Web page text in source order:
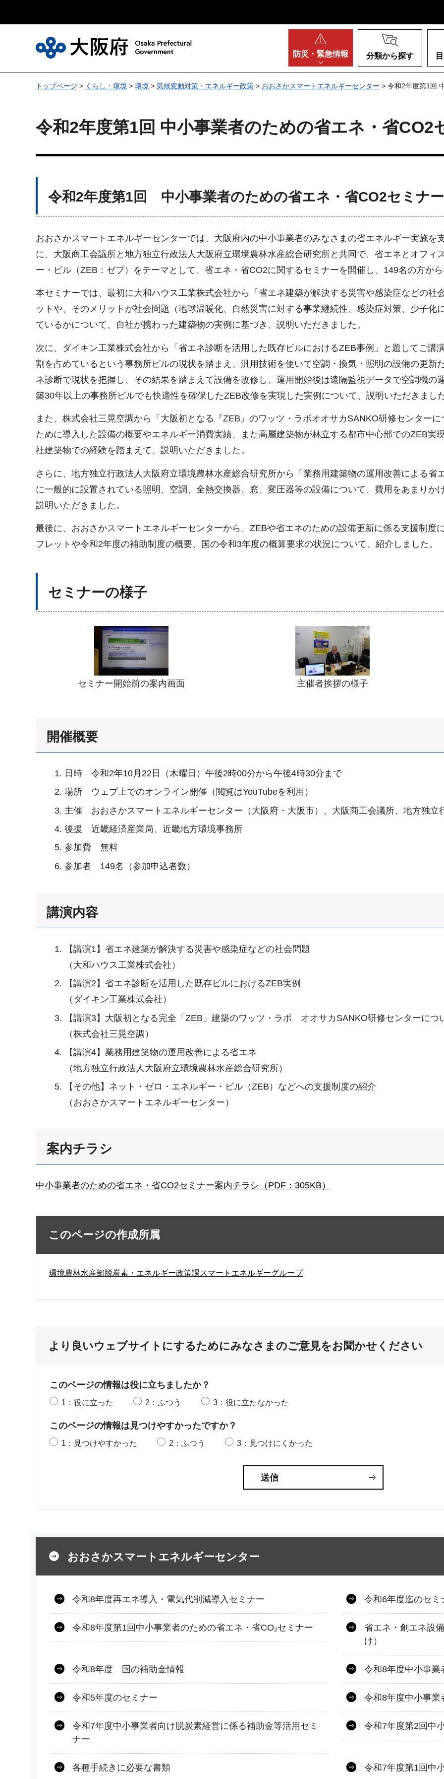
防災・ 緊急情報 分類から探す
トップページ > くらし・環境 > 環境 > 気候変動対策・エネルギー政策 > おおさかスマートエネルギーセンター > 令和2年度第1回
令和2年度第1回 中小事業者のための省エネ・省CO2
令和2年度第1回 中小事業者のための省エネ・省CO2セミナ
おおさかスマートエネルギーセンターでは、大阪府内の中小事業者のみなさまの省エネルギー実施を
に、大阪商工会議所と地方独立行政法人大阪府立環境農林水産総合研究所と共同で、省エネとオフィ
ー・ビル（ZEB：ゼブ）をテーマとして、省エネ・省CO2に関するセミナーを開催し、149名の方か
本セミナーでは、最初に大和ハウス工業株式会社から「省エネ建築が解決する災害や感染症などの社
ットや、そのメリットが社会問題（地球温暖化、自然災害に対する事業継続性、感染症対策、少子化
ているかについて、自社が携わった建築物の実例に基づき、説明いただきました。
次に、ダイキン工業株式会社から「省エネ診断を活用した既存ビルにおけるZEB事例」と題してご講
割を占めているという事務所ビルの現状を踏まえ、汎用技術を使いて空調・換気・照明の設備の更新
ネ診断で現状を把握し、その結果を踏まえて設備を改修し、運用開始後は遠隔監視データで空調機の
築30年以上の事務所ビルでも快適性を確保したZEB改修を実現した実例について、説明いただきまし
また、株式会社三晃空調から「大阪初となる『ZEB』のワッツ・ラボオオサカSANKO研修センター
ために導入した設備の概要やエネルギー消費実績、また高層建築物が林立する都市中心部でのZEB実
社建築物での経験を踏まえて、説明いただきました。
さらに、地方独立行政法人大阪府立環境農林水産総合研究所から「業務用建築物の運用改善による省
に一般的に設置されている照明、空調、全熱交換器、窓、変圧器等の設備について、費用をあまりか
説明いただきました。
最後に、おおさかスマートエネルギーセンターから、ZEBや省エネのための設備更新に係る支援制度
フレットや令和2年度の補助制度の概要、国の令和3年度の概算要求の状況について、紹介しました。
セミナーの様子
セミナー開始前の案内画面 主催者挨拶の様子
開催概要
日時 令和2年10月22日（木曜日）午後2時00分から午後4時30分まで
場所 ウェブ上でのオンライン開催（閲覧はYouTubeを利用）
主催 おおさかスマートエネルギーセンター（大阪府・大阪市）、大阪商工会議所、地方独立
後援 近畿経済産業局、近畿地方環境事務所
参加費 無料
参加者 149名（参加申込者数）
講演内容
【講演1】省エネ建築が解決する災害や感染症などの社会問題
（大和ハウス工業株式会社）
【講演2】省エネ診断を活用した既存ビルにおけるZEB実例
（ダイキン工業株式会社）
【講演3】大阪初となる完全「ZEB」建築のワッツ・ラボ オオサカSANKO研修センターにつ
（株式会社三晃空調）
【講演4】業務用建築物の運用改善による省エネ
（地方独立行政法人大阪府立環境農林水産総合研究所）
【その他】ネット・ゼロ・エネルギー・ビル（ZEB）などへの支援制度の紹介
（おおさかスマートエネルギーセンター）
案内チラシ
中小事業者のための省エネ・省CO2セミナー案内チラシ（PDF：305KB）
このページの作成所属
環境農林水産部脱炭素・エネルギー政策課スマートエネルギーグループ
より良いウェブサイトにするためにみなさまのご意見をお聞かせください
このページの情報は役に立ちましたか？
1：役に立った 2：ふつう 3：役に立たなかった
このページの情報は見つけやすかったですか？
1：見つけやすかった 2：ふつう 3：見つけにくかった
おおさかスマートエネルギーセンター
令和8年度再エネ導入・電気代削減導入セミナー 令和6年度迄のセミ
令和8年度第1回中小事業者のための省エネ・省CO₂セミナー
省エネ・創エネ設
け）
令和8年度 国の補助金情報 令和8年度中小事業
令和5年度のセミナー 令和8年度中小事業
令和7年度中小事業者向け脱炭素経営に係る補助金等活用セミ
ナー
令和7年度第2回中
各種手続きに必要な書類 令和7年度第1回中